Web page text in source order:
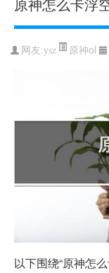
原神怎么卡浮
网友:ysz 原神ol
以下围绕“原神怎